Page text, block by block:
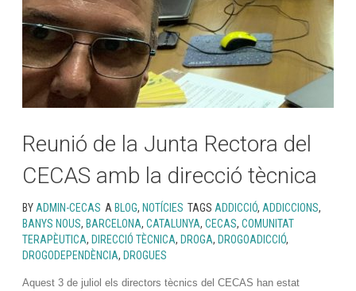
Reunió de la Junta Rectora del
CECAS amb la direcció tècnica
BY ADMIN-CECAS A BLOG, NOTÍCIES TAGS ADDICCIÓ, ADDICCIONS,
BANYS NOUS, BARCELONA, CATALUNYA, CECAS, COMUNITAT
TERAPÈUTICA, DIRECCIÓ TÈCNICA, DROGA, DROGOADICCIÓ,
DROGODEPENDÈNCIA, DROGUES
Aquest 3 de juliol els directors tècnics del CECAS han estat